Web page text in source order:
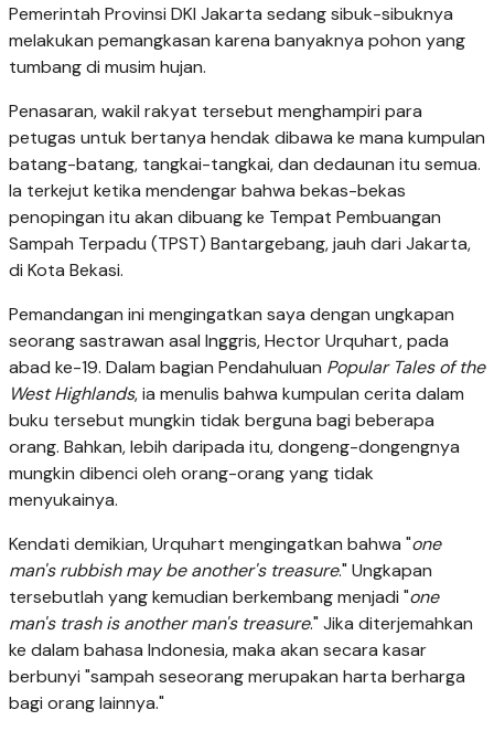
Pemerintah Provinsi DKI Jakarta sedang sibuk-sibuknya
melakukan pemangkasan karena banyaknya pohon yang
tumbang di musim hujan.
Penasaran, wakil rakyat tersebut menghampiri para
petugas untuk bertanya hendak dibawa ke mana kumpulan
batang-batang, tangkai-tangkai, dan dedaunan itu semua.
Ia terkejut ketika mendengar bahwa bekas-bekas
penopingan itu akan dibuang ke Tempat Pembuangan
Sampah Terpadu (TPST) Bantargebang, jauh dari Jakarta,
di Kota Bekasi.
Pemandangan ini mengingatkan saya dengan ungkapan
seorang sastrawan asal Inggris, Hector Urquhart, pada
abad ke-19. Dalam bagian Pendahuluan Popular Tales of the
West Highlands, ia menulis bahwa kumpulan cerita dalam
buku tersebut mungkin tidak berguna bagi beberapa
orang. Bahkan, lebih daripada itu, dongeng-dongengnya
mungkin dibenci oleh orang-orang yang tidak
menyukainya.
Kendati demikian, Urquhart mengingatkan bahwa "one
man's rubbish may be another's treasure." Ungkapan
tersebutlah yang kemudian berkembang menjadi "one
man's trash is another man's treasure." Jika diterjemahkan
ke dalam bahasa Indonesia, maka akan secara kasar
berbunyi "sampah seseorang merupakan harta berharga
bagi orang lainnya."